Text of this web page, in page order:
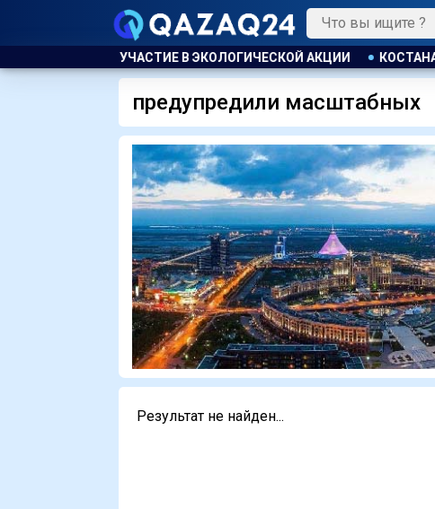
ПРИНЯЛИ УЧАСТИЕ В ЭКОЛОГИЧЕСКОЙ АКЦИИ
предупредили масштабных
Результат не найден...